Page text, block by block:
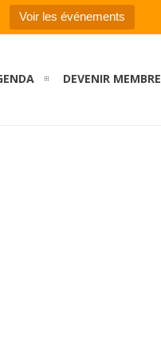
Voir les événements
DEVENIR MEMBRE